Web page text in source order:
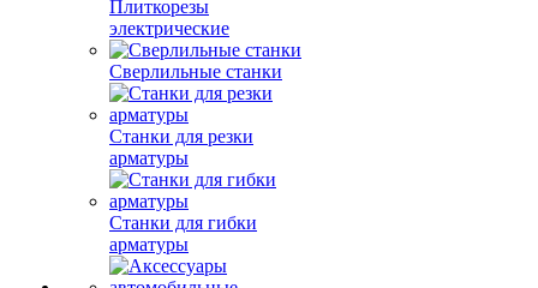
Плиткорезы
электрические
Сверлильные станки
Станки для резки
арматуры
Станки для гибки
арматуры